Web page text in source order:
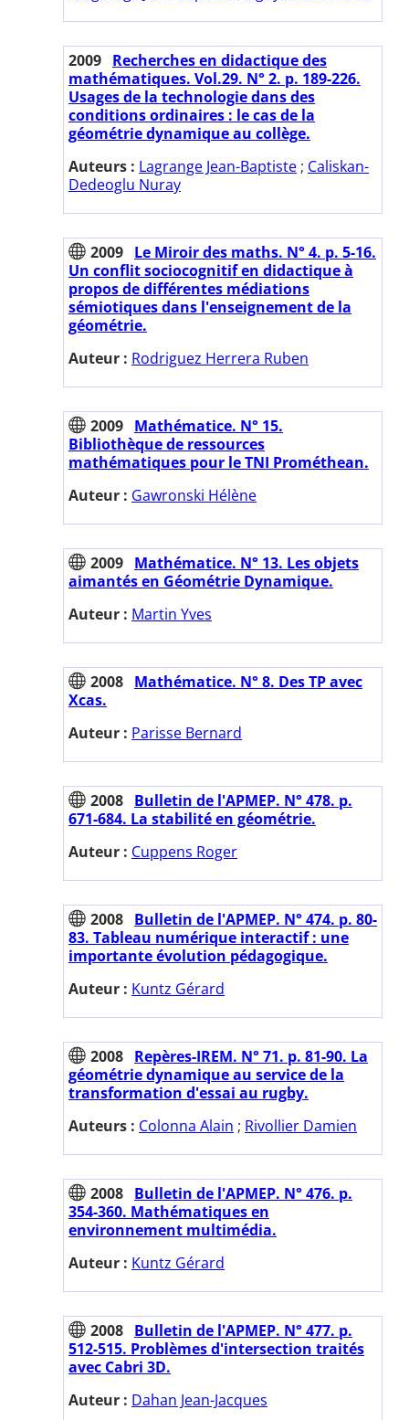
2009 Recherches en didactique des
mathématiques. Vol.29. N° 2. p. 189-226.
Usages de la technologie dans des
conditions ordinaires : le cas de la
géométrie dynamique au collège.
Auteurs : Lagrange Jean-Baptiste ; Caliskan-
Dedeoglu Nuray
2009 Le Miroir des maths. N° 4. p. 5-16.
Un conflit sociocognitif en didactique à
propos de différentes médiations
sémiotiques dans l'enseignement de la
géométrie.
Auteur : Rodriguez Herrera Ruben
2009 Mathématice. N° 15.
Bibliothèque de ressources
mathématiques pour le TNI Prométhean.
Auteur : Gawronski Hélène
2009 Mathématice. N° 13. Les objets
aimantés en Géométrie Dynamique.
Auteur : Martin Yves
2008 Mathématice. N° 8. Des TP avec
Xcas.
Auteur : Parisse Bernard
2008 Bulletin de l'APMEP. N° 478. p.
671-684. La stabilité en géométrie.
Auteur : Cuppens Roger
2008 Bulletin de l'APMEP. N° 474. p. 80-
83. Tableau numérique interactif : une
importante évolution pédagogique.
Auteur : Kuntz Gérard
2008 Repères-IREM. N° 71. p. 81-90. La
géométrie dynamique au service de la
transformation d'essai au rugby.
Auteurs : Colonna Alain ; Rivollier Damien
2008 Bulletin de l'APMEP. N° 476. p.
354-360. Mathématiques en
environnement multimédia.
Auteur : Kuntz Gérard
2008 Bulletin de l'APMEP. N° 477. p.
512-515. Problèmes d'intersection traités
avec Cabri 3D.
Auteur : Dahan Jean-Jacques